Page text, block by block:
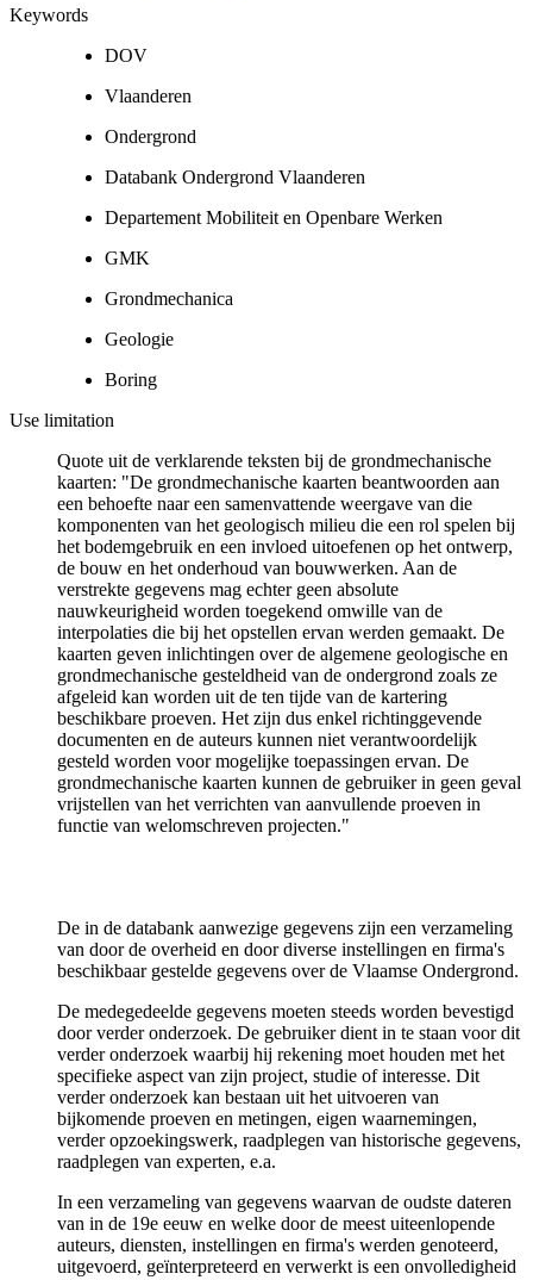
Keywords
DOV
Vlaanderen
Ondergrond
Databank Ondergrond Vlaanderen
Departement Mobiliteit en Openbare Werken
GMK
Grondmechanica
Geologie
Boring
Use limitation
Quote uit de verklarende teksten bij de grondmechanische
kaarten: "De grondmechanische kaarten beantwoorden aan
een behoefte naar een samenvattende weergave van die
komponenten van het geologisch milieu die een rol spelen bij
het bodemgebruik en een invloed uitoefenen op het ontwerp,
de bouw en het onderhoud van bouwwerken. Aan de
verstrekte gegevens mag echter geen absolute
nauwkeurigheid worden toegekend omwille van de
interpolaties die bij het opstellen ervan werden gemaakt. De
kaarten geven inlichtingen over de algemene geologische en
grondmechanische gesteldheid van de ondergrond zoals ze
afgeleid kan worden uit de ten tijde van de kartering
beschikbare proeven. Het zijn dus enkel richtinggevende
documenten en de auteurs kunnen niet verantwoordelijk
gesteld worden voor mogelijke toepassingen ervan. De
grondmechanische kaarten kunnen de gebruiker in geen geval
vrijstellen van het verrichten van aanvullende proeven in
functie van welomschreven projecten."
De in de databank aanwezige gegevens zijn een verzameling
van door de overheid en door diverse instellingen en firma's
beschikbaar gestelde gegevens over de Vlaamse Ondergrond.
De medegedeelde gegevens moeten steeds worden bevestigd
door verder onderzoek. De gebruiker dient in te staan voor dit
verder onderzoek waarbij hij rekening moet houden met het
specifieke aspect van zijn project, studie of interesse. Dit
verder onderzoek kan bestaan uit het uitvoeren van
bijkomende proeven en metingen, eigen waarnemingen,
verder opzoekingswerk, raadplegen van historische gegevens,
raadplegen van experten, e.a.
In een verzameling van gegevens waarvan de oudste dateren
van in de 19e eeuw en welke door de meest uiteenlopende
auteurs, diensten, instellingen en firma's werden genoteerd,
uitgevoerd, geïnterpreteerd en verwerkt is een onvolledigheid